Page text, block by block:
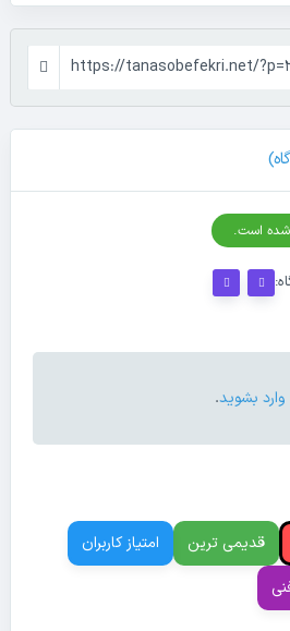
https://tanasobefekri.net/
شده است.
وارد بشوید.
قدیمی ترین
امتیاز کاربران